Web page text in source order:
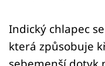
Sledujte nás
Indický chlapec
která způsobuje